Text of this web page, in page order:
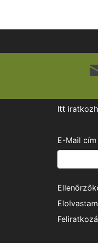
Itt
E-Mail cím